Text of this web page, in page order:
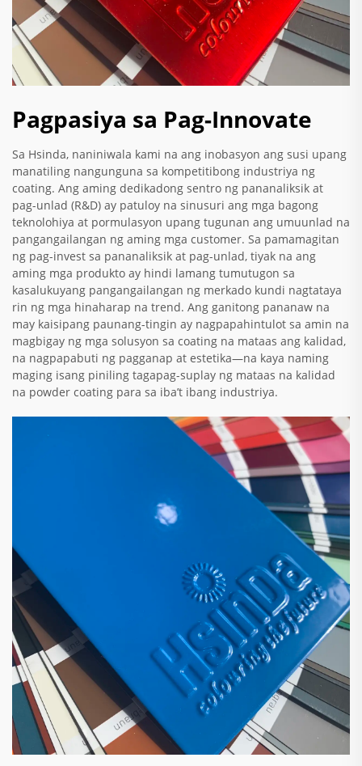
Pagpasiya sa Pag-Innovate
Sa Hsinda, naniniwala kami na ang inobasyon ang susi upang
manatiling nangunguna sa kompetitibong industriya ng
coating. Ang aming dedikadong sentro ng pananaliksik at
pag-unlad (R&D) ay patuloy na sinusuri ang mga bagong
teknolohiya at pormulasyon upang tugunan ang umuunlad na
pangangailangan ng aming mga customer. Sa pamamagitan
ng pag-invest sa pananaliksik at pag-unlad, tiyak na ang
aming mga produkto ay hindi lamang tumutugon sa
kasalukuyang pangangailangan ng merkado kundi nagtataya
rin ng mga hinaharap na trend. Ang ganitong pananaw na
may kaisipang paunang-tingin ay nagpapahintulot sa amin na
magbigay ng mga solusyon sa coating na mataas ang kalidad,
na nagpapabuti ng pagganap at estetika—na kaya naming
maging isang piniling tagapag-suplay ng mataas na kalidad
na powder coating para sa iba’t ibang industriya.